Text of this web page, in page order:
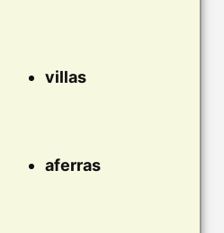
villas
aferras